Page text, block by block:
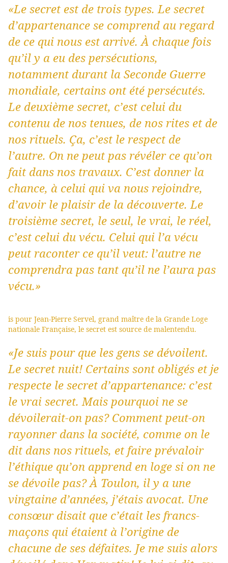
«Le secret est de trois types. Le secret
d’appartenance se comprend au regard
de ce qui nous est arrivé. À chaque fois
qu’il y a eu des persécutions,
notamment durant la Seconde Guerre
mondiale, certains ont été persécutés.
Le deuxième secret, c’est celui du
contenu de nos tenues, de nos rites et de
nos rituels. Ça, c’est le respect de
l’autre. On ne peut pas révéler ce qu’on
fait dans nos travaux. C’est donner la
chance, à celui qui va nous rejoindre,
d’avoir le plaisir de la découverte. Le
troisième secret, le seul, le vrai, le réel,
c’est celui du vécu. Celui qui l’a vécu
peut raconter ce qu’il veut: l’autre ne
comprendra pas tant qu’il ne l’aura pas
vécu.»
is pour Jean-Pierre Servel, grand maître de la Grande Loge
nationale Française, le secret est source de malentendu.
«Je suis pour que les gens se dévoilent.
Le secret nuit! Certains sont obligés et je
respecte le secret d’appartenance: c’est
le vrai secret. Mais pourquoi ne se
dévoilerait-on pas? Comment peut-on
rayonner dans la société, comme on le
dit dans nos rituels, et faire prévaloir
l’éthique qu’on apprend en loge si on ne
se dévoile pas? À Toulon, il y a une
vingtaine d’années, j’étais avocat. Une
consœur disait que c’était les francs-
maçons qui étaient à l’origine de
chacune de ses défaites. Je me suis alors